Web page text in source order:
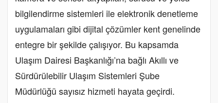
bilgilendirme sistemleri ile elektronik denetleme
uygulamaları gibi dijital çözümler kent genelinde
entegre bir şekilde çalışıyor. Bu kapsamda
Ulaşım Dairesi Başkanlığı’na bağlı Akıllı ve
Sürdürülebilir Ulaşım Sistemleri Şube
Müdürlüğü sayısız hizmeti hayata geçirdi.